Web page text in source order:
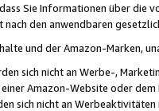
Sie Informationen über die
den anwendbaren
und der Amazon-Marken,
sich nicht an Werbe-,
Amazon-Website oder
sich nicht an